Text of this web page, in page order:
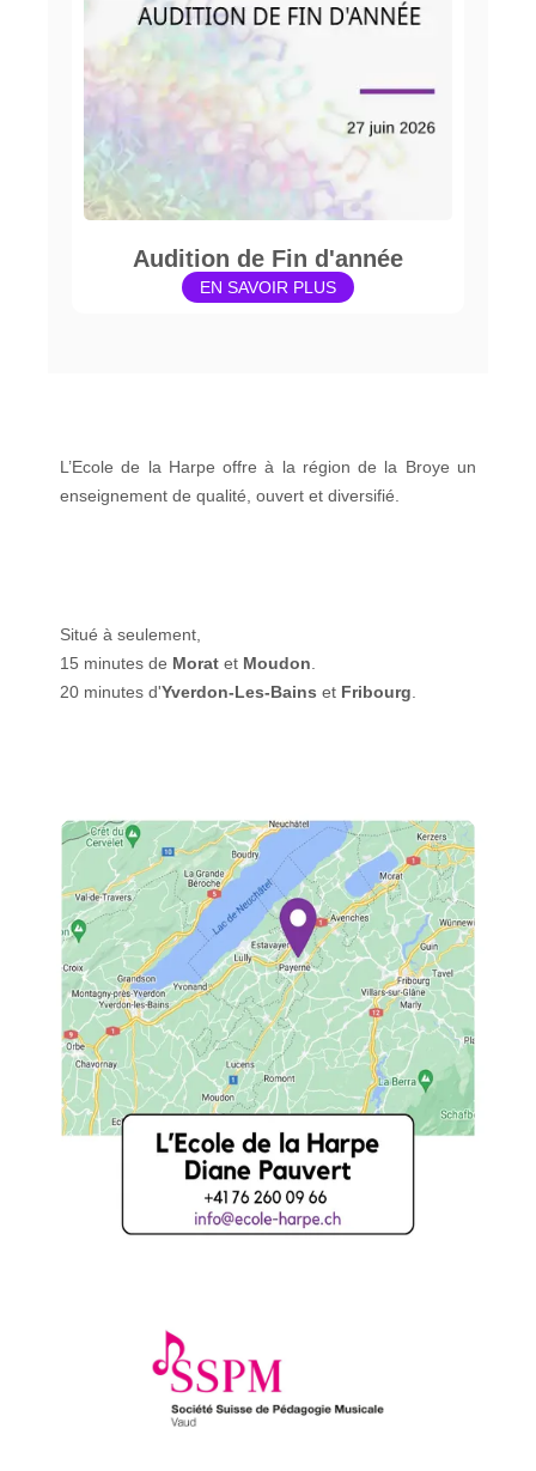
Audition de Fin d'année
EN SAVOIR PLUS
L’Ecole de la Harpe offre à la région de la Broye un
enseignement de qualité, ouvert et diversifié.
Situé à seulement,
15 minutes de Morat et Moudon
20 minutes d'Yverdon-Les-Bains et Fribourg